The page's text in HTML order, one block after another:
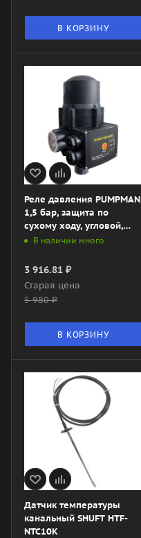
В КОРЗИНУ
Реле давления PUMPMAN
1,5 бар, защита по
сухому ходу, угловой,
арт. TPC-13A
В наличии много
3 916.81 ₽
Старая цена
5 980₽
В КОРЗИНУ
Датчик температуры
канальный SHUFT HTF-
NTC10K